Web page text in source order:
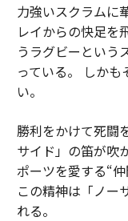
力強いスクラムに
レイからの快足を
うラグビーという
っている。 しか
い。
勝利をかけて死闘
サイド」の笛が吹
ポーツを愛する“
この精神は「ノー
れる。